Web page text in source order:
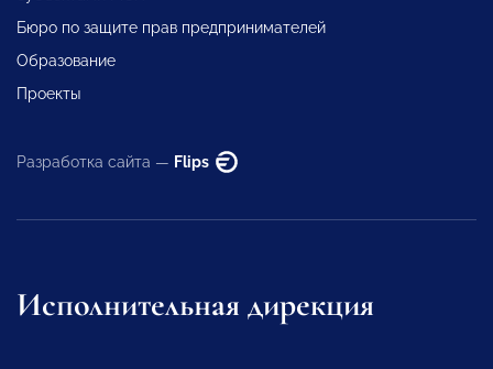
Бюро по защите прав предпринимателей
Образование
Проекты
Разработка сайта — Flips
Исполнительная дирекция